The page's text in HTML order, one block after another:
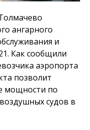
ангарного
и
Как сообщили
аэропорта
позволит
мощности по
судов в